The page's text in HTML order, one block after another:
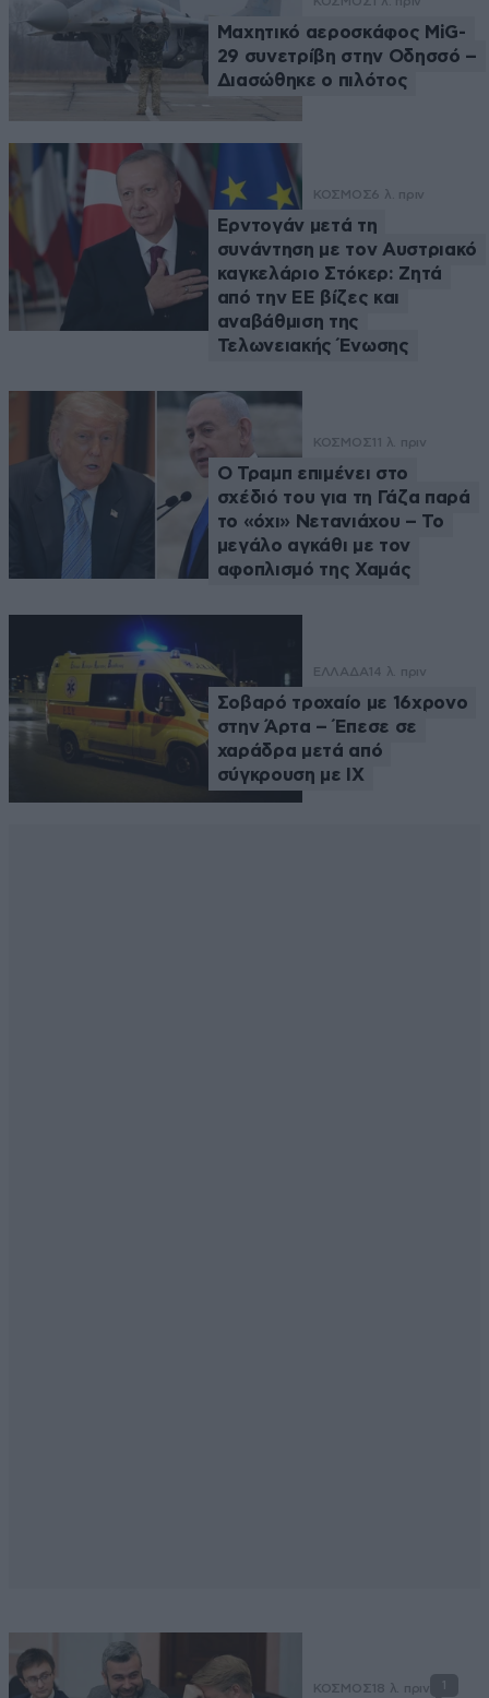
Μαχητικό αεροσκάφος MiG-
29 συνετρίβη στην Οδησσό –
Διασώθηκε ο πιλότος
ΚΟΣΜΟΣ6 λ. πριν
Ερντογάν μετά τη
συνάντηση με τον Αυστριακό
καγκελάριο Στόκερ: Ζητά
από την ΕΕ βίζες και
αναβάθμιση της
Τελωνειακής Ένωσης
ΚΟΣΜΟΣ 11 λ. πριν
Ο Τραμπ επιμένει στο
σχέδιό του για τη Γάζα παρά
το «όχι» Νετανιάχου – Το
μεγάλο αγκάθι με τον
αφοπλισμό της Χαμάς
ΕΛΛΑΔΑ 14 λ. πριν
Σοβαρό τροχαίο με 16χρονο
στην Άρτα – Έπεσε σε
χαράδρα μετά από
σύγκρουση με ΙΧ
ΚΟΣΜΟΣ 18 λ. πριν